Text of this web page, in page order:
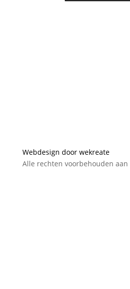
Webdesign door wekreate
Alle rechten voorbehouden aan